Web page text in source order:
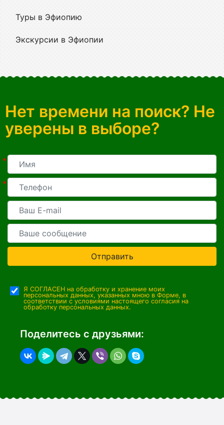
Туры в Эфиопию
Экскурсии в Эфиопии
Нет времени на поиск? Не
уверены в выборе?
*
*
Отправить
Я СОГЛАСЕН на обработку и хранение моих
персональных данных, указанных мною в Форме, в
соответствии с условиями настоящего согласия на
обработку персональных данных.
Поделитесь с друзьями: